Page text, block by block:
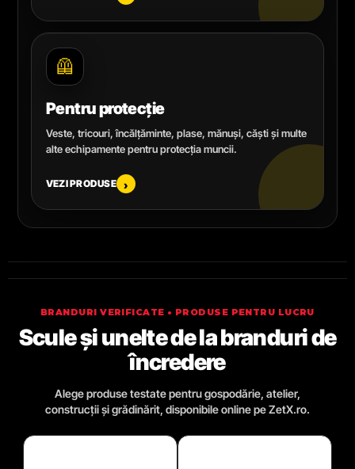
🦺
Pentru protecție
Veste, tricouri, încălțăminte, plase, mănuși, căști și multe
alte echipamente pentru protecția muncii.
VEZI PRODUSE ›
BRANDURI VERIFICATE • PRODUSE PENTRU LUCRU
Scule și unelte de la branduri de
încredere
Alege produse testate pentru gospodărie, atelier,
construcții și grădinărit, disponibile online pe ZetX.ro.